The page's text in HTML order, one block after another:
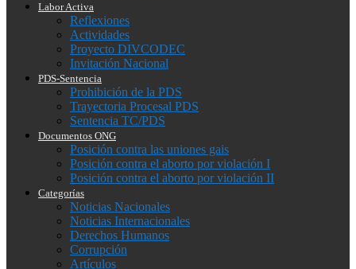
Labor Activa
Reflexiones
Actividades
Proyecto DIVCODEC
Invitación Nacional
PDS-Sentencia
Prohibición de la PDS
Trayectoria Procesal PDS
Sentencia TC/PDS
Documentos ONG
Posición contra las uniones gais
Posición contra el aborto por violación I
Posición contra el aborto por violación II
Categorías
Noticias Nacionales
Noticias Internacionales
Derechos Humanos
Corrupción
Artículos